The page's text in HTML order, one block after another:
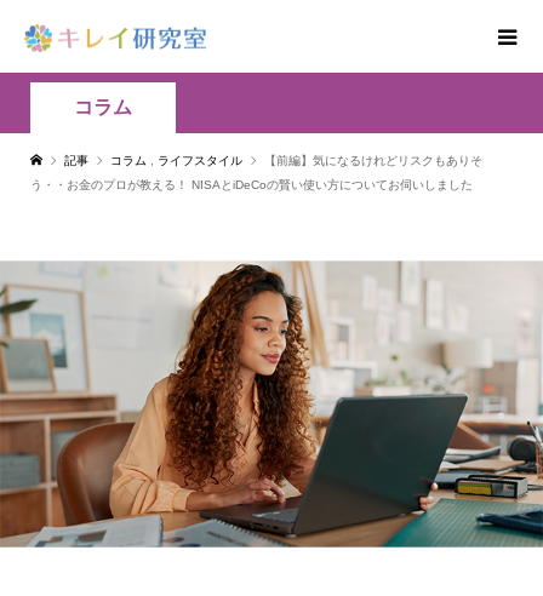
コラム
記事 コラム ライフスタイル
【前編】気になるけれどリスクもありそ
う・・お金のプロが教える！ NISAとiDeCoの賢い使い方についてお伺いしました